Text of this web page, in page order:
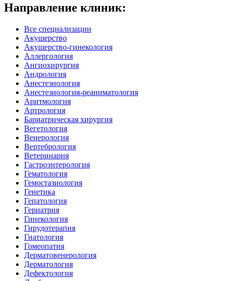
Направление клиник:
Все специализации
Акушерство
Акушерство-гинекология
Аллергология
Ангиохирургия
Андрология
Анестезиология
Анестезиология-реаниматология
Аритмология
Артрология
Бариатрическая хирургия
Вегетология
Венерология
Вертебрология
Ветеринария
Гастроэнтерология
Гематология
Гемостазиология
Генетика
Гепатология
Гериатрия
Гинекология
Гирудотерапия
Гнатология
Гомеопатия
Дерматовенерология
Дерматология
Дефектология